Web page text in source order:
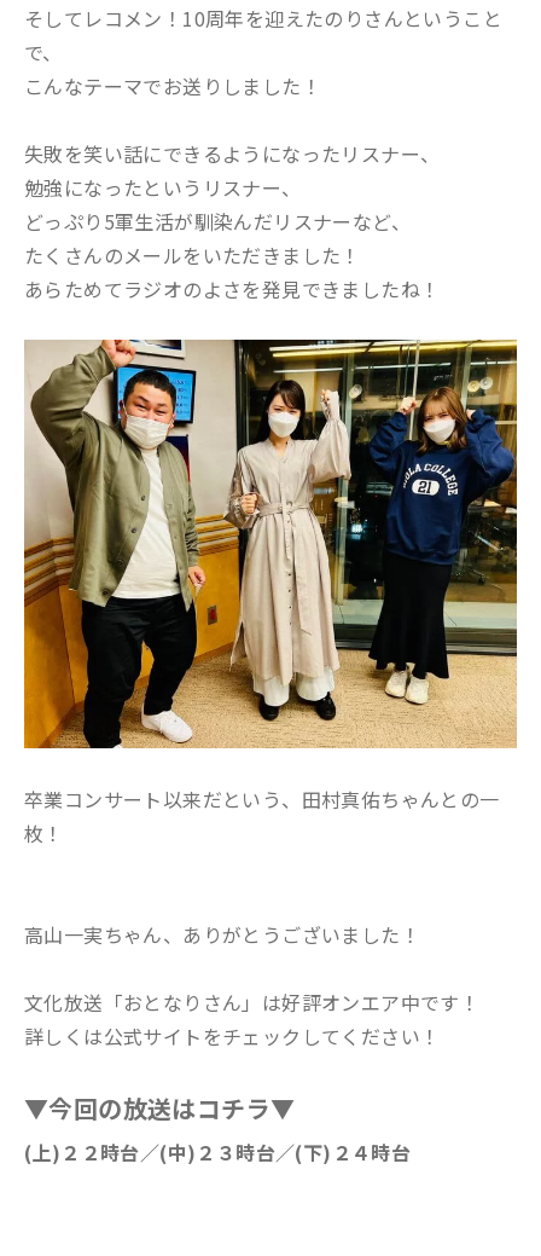
そしてレコメン！10周年を迎えたのりさんということ
で、
こんなテーマでお送りしました！
失敗を笑い話にできるようになったリスナー、
勉強になったというリスナー、
どっぷり5軍生活が馴染んだリスナーなど、
たくさんのメールをいただきました！
あらためてラジオのよさを発見できましたね！
卒業コンサート以来だという、田村真佑ちゃんとの一
枚！
高山一実ちゃん、ありがとうございました！
文化放送「おとなりさん」は好評オンエア中です！
詳しくは公式サイトをチェックしてください！
▼今回の放送はコチラ▼
(上)２２時台／(中)２３時台／(下)２４時台